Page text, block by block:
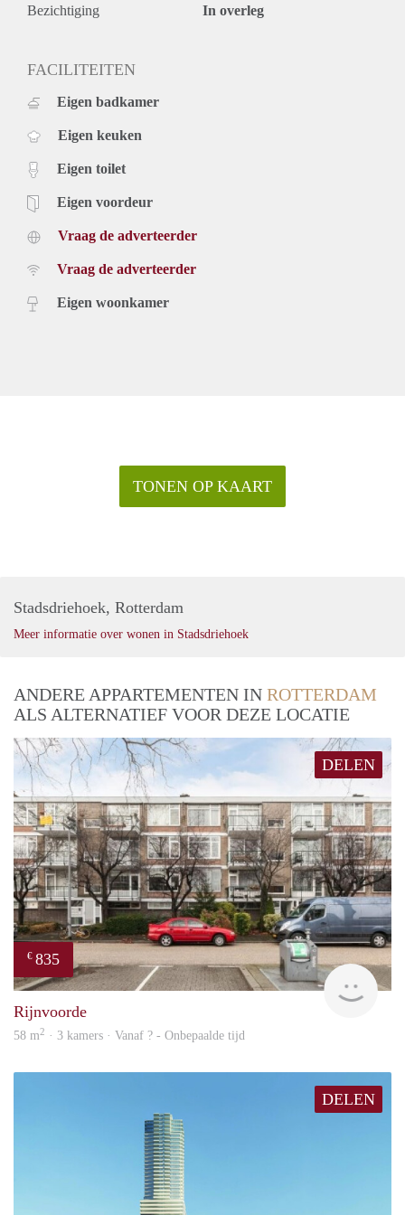
verwarming, stoffering en keukenapparatuur.
een huurperiode korter dan 1 jaar kan er sprake zijn van een
Voor meer informatie en bezichtigingen kunt u contact met
Bezichtiging In overleg
FACILITEITEN
Eigen badkamer
Eigen keuken
Eigen toilet
Eigen voordeur
Vraag de adverteerder
Vraag de adverteerder
Eigen woonkamer
TONEN OP KAART
Stadsdriehoek, Rotterdam
Meer informatie over wonen in Stadsdriehoek
ANDERE APPARTEMENTEN IN ROTTERDAM
ALS ALTERNATIEF VOOR DEZE LOCATIE
DELEN
€ 835
Rijnvoorde
58 m2 · 3 kamers · Vanaf ? - Onbepaalde tijd
DELEN